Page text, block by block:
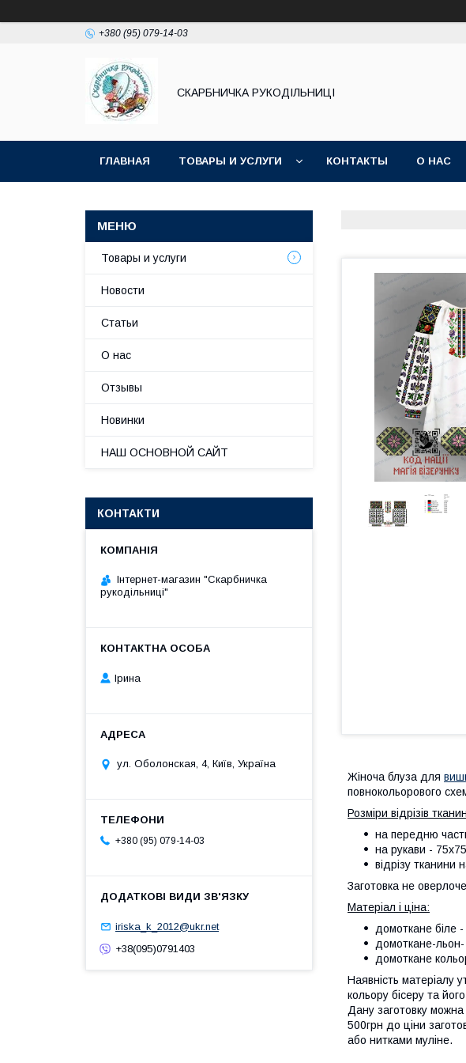
+380 (95) 079-14-03
СКАРБНИЧКА РУКОДІЛЬНИЦІ
ГЛАВНАЯ ТОВАРЫ И УСЛУГИ КОНТАКТЫ О НАС
Жіноча блуза для
повнокольорового
Розміри відрізів
на передню
на рукави -
відрізу тканини
Заготовка не
Матеріал і ціна:
домоткане біле
домоткане-льон-
домоткане
Наявність матеріалу
кольору бісеру та
Дану заготовку
500грн до ціни
або нитками муліне.
Товары и услуги
Новости
Статьи
О нас
Отзывы
Новинки
НАШ ОСНОВНОЙ САЙТ
КОНТАКТИ
Інтернет-магазин "Скарбничка
рукодільниці"
Ірина
ул. Оболонская, 4, Київ, Україна
+380 (95) 079-14-03
iriska_k_2012@ukr.net
+38(095)0791403